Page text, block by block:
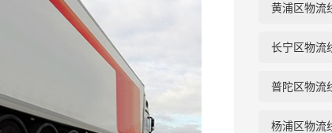
黄浦区物流
长宁区物流
普陀区物流
杨浦区物流